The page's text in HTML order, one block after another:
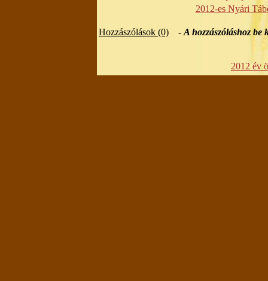
2012-es Nyári
Hozzászólások (0) - A hozzászóláshoz be
2012 év